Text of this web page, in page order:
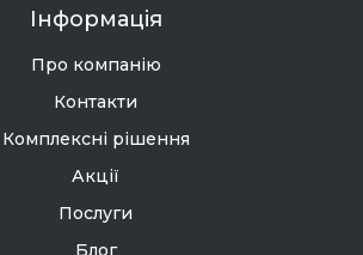
Інформація
Про компанію
Контакти
Комплексні рішення
Акції
Послуги
Блог